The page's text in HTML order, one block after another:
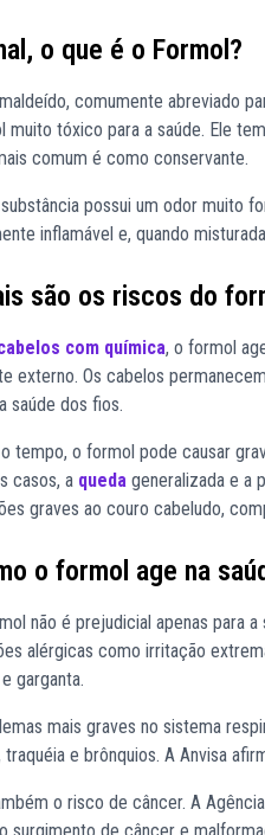
o que é o Formol?
comumente abreviado
muito tóxico para a saúde. Ele
comum é como conservante.
substância possui um odor muito
inflamável e, quando
são os riscos do
com química, o formol
externo. Os cabelos
saúde dos fios.
tempo, o formol pode causar
casos, a queda generalizada e a
graves ao couro cabeludo,
o formol age na
não é prejudicial apenas para
alérgicas como irritação
garganta.
mais graves no sistema
traquéia e brônquios. A Anvisa
o risco de câncer. A